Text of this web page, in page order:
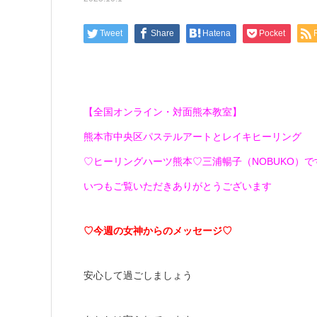
Tweet Share Hatena Pocket
【全国オンライン・対面熊本教室】
熊本市中央区パステルアートとレイキヒーリング
♡ヒーリングハーツ熊本♡三浦暢子（NOBUKO）で
いつもご覧いただきありがとうございます
♡今週の女神からのメッセージ♡
安心して過ごしましょう